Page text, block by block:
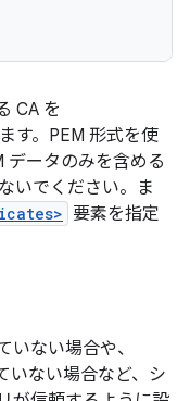
CA を
す。PEM 形式を使
データのみを含める
いでください。ま
要素を指定
ない場合や、
いない場合など、シ